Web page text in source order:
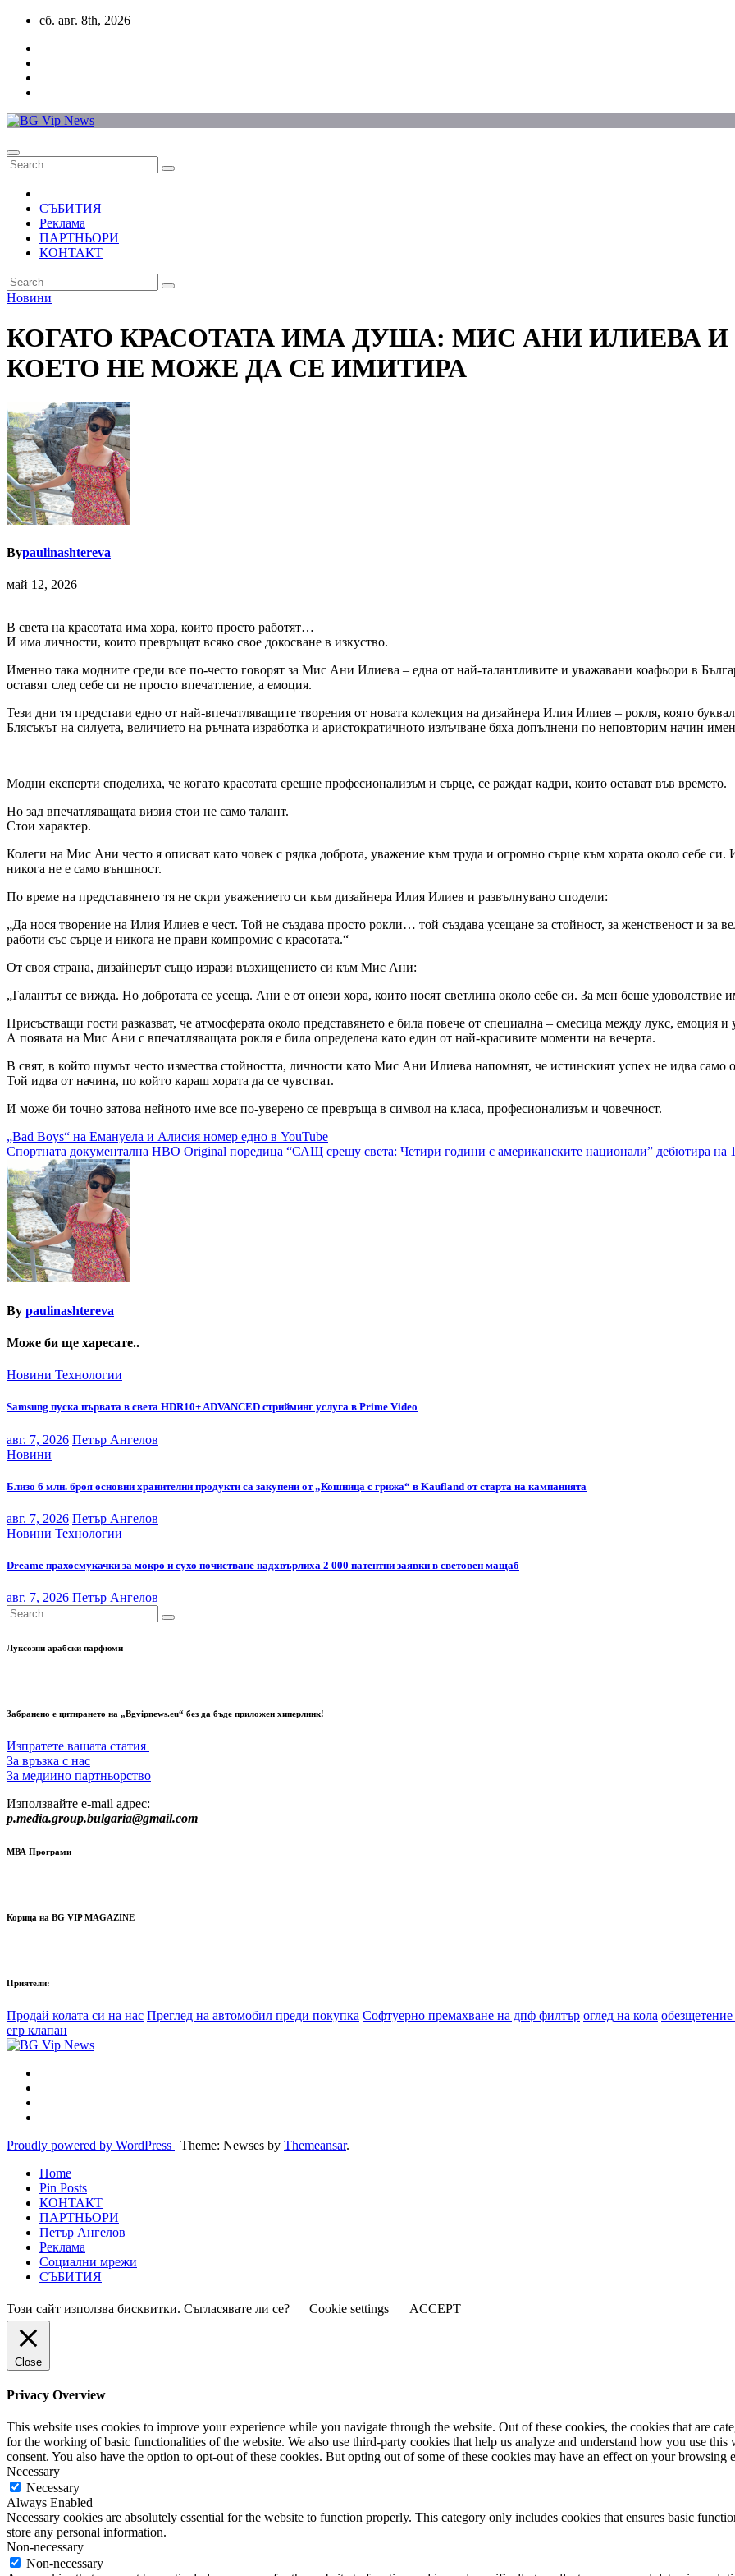
Skip
content
сб. авг. 8th, 2026
СЪБИТИЯ
Реклама
ПАРТНЬОРИ
КОНТАКТ
Новини
КОГАТО КРАСОТАТА ИМА ДУША: МИС АНИ ИЛИЕВА
КОЕТО НЕ МОЖЕ ДА СЕ ИМИТИРА
Bypaulinashtereva
май 12, 2026
В света на красотата има хора, които просто работят…
И има личности, които превръщат всяко свое докосване в изкуство.
Именно така модните среди все по-често говорят за Мис Ани Илиева – една от най-талантливите и уважавани коафьори в
оставят след себе си не просто впечатление, а емоция.
Тези дни тя представи едно от най-впечатляващите творения от новата колекция на дизайнера Илия Илиев – рокля, която
Блясъкът на силуета, величието на ръчната изработка и аристократичното излъчване бяха допълнени по неповторим начин
Модни експерти споделиха, че когато красотата срещне професионализъм и сърце, се раждат кадри, които остават във времето.
Но зад впечатляващата визия стои не само талант.
Стои характер.
Колеги на Мис Ани често я описват като човек с рядка доброта, уважение към труда и огромно сърце към хората около себе си.
никога не е само външност.
По време на представянето тя не скри уважението си към дизайнера Илия Илиев и развълнувано сподели:
„Да нося творение на Илия Илиев е чест. Той не създава просто рокли… той създава усещане за стойност, за женственост и за
работи със сърце и никога не прави компромис с красотата.“
От своя страна, дизайнерът също изрази възхищението си към Мис Ани:
„Талантът се вижда. Но добротата се усеща. Ани е от онези хора, които носят светлина около себе си. За мен беше удоволствие
Присъстващи гости разказват, че атмосферата около представянето е била повече от специална – смесица между лукс, емоция и
А появата на Мис Ани с впечатляващата рокля е била определена като един от най-красивите моменти на вечерта.
В свят, в който шумът често измества стойността, личности като Мис Ани Илиева напомнят, че истинският успех не идва само
Той идва от начина, по който караш хората да се чувстват.
И може би точно затова нейното име все по-уверено се превръща в символ на класа, професионализъм и човечност.
Навигация
„Bad Boys“ на Емануела и Алисия номер едно в YouTube
Спортната документална HBO Original поредица “САЩ срещу света: Четири години с американските национали” дебютира на
By paulinashtereva
Може би ще харесате..
Новини Технологии
Samsung пуска първата в света HDR10+ ADVANCED стрийминг услуга в Prime Video
авг. 7, 2026 Петър Ангелов
Новини
Близо 6 млн. броя основни хранителни продукти са закупени от „Кошница с грижа“ в Kaufland от старта на кампанията
авг. 7, 2026 Петър Ангелов
Новини Технологии
Dreame прахосмукачки за мокро и сухо почистване надхвърлиха 2 000 патентни заявки в световен мащаб
авг. 7, 2026 Петър Ангелов
Луксозни арабски парфюми
Забранено е цитирането на „Bgvipnews.eu“ без да бъде приложен хиперлинк!
Изпратете вашата статия
За връзка с нас
За медиино партньорство
Използвайте e-mail адрес:
p.media.group.bulgaria@gmail.com
МВА Програми
Корица на BG VIP MAGAZINE
Приятели:
Продай колата си на нас Преглед на автомобил преди покупка Софтуерно премахване на дпф филтър оглед на кола
егр клапан
Proudly powered by WordPress | Theme: Newses by Themeansar.
Home
Pin Posts
КОНТАКТ
ПАРТНЬОРИ
Петър Ангелов
Реклама
Социални мрежи
СЪБИТИЯ
Този сайт използва бисквитки. Съгласявате ли се? Cookie settings ACCEPT
Close
Privacy Overview
This website uses cookies to improve your experience while you navigate through the website. Out of these cookies, the cookies that are
for the working of basic functionalities of the website. We also use third-party cookies that help us analyze and understand how you use
consent. You also have the option to opt-out of these cookies. But opting out of some of these cookies may have an effect on your browsing
Necessary
Necessary
Always Enabled
Necessary cookies are absolutely essential for the website to function properly. This category only includes cookies that ensures basic
store any personal information.
Non-necessary
Non-necessary